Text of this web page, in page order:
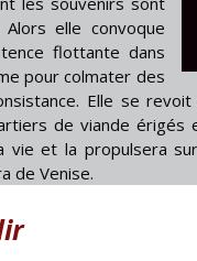
elle convoque
flottante dans
pour colmater des
Elle se
de viande érigés
vie et la propulsera
de Venise.